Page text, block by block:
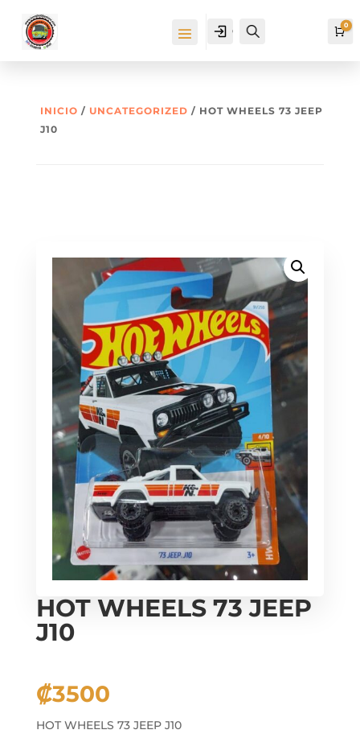
Cuenta 0
INICIO / UNCATEGORIZED / HOT WHEELS 73 JEEP
J10
HOT WHEELS 73 JEEP
J10
₡3500
HOT WHEELS 73 JEEP J10